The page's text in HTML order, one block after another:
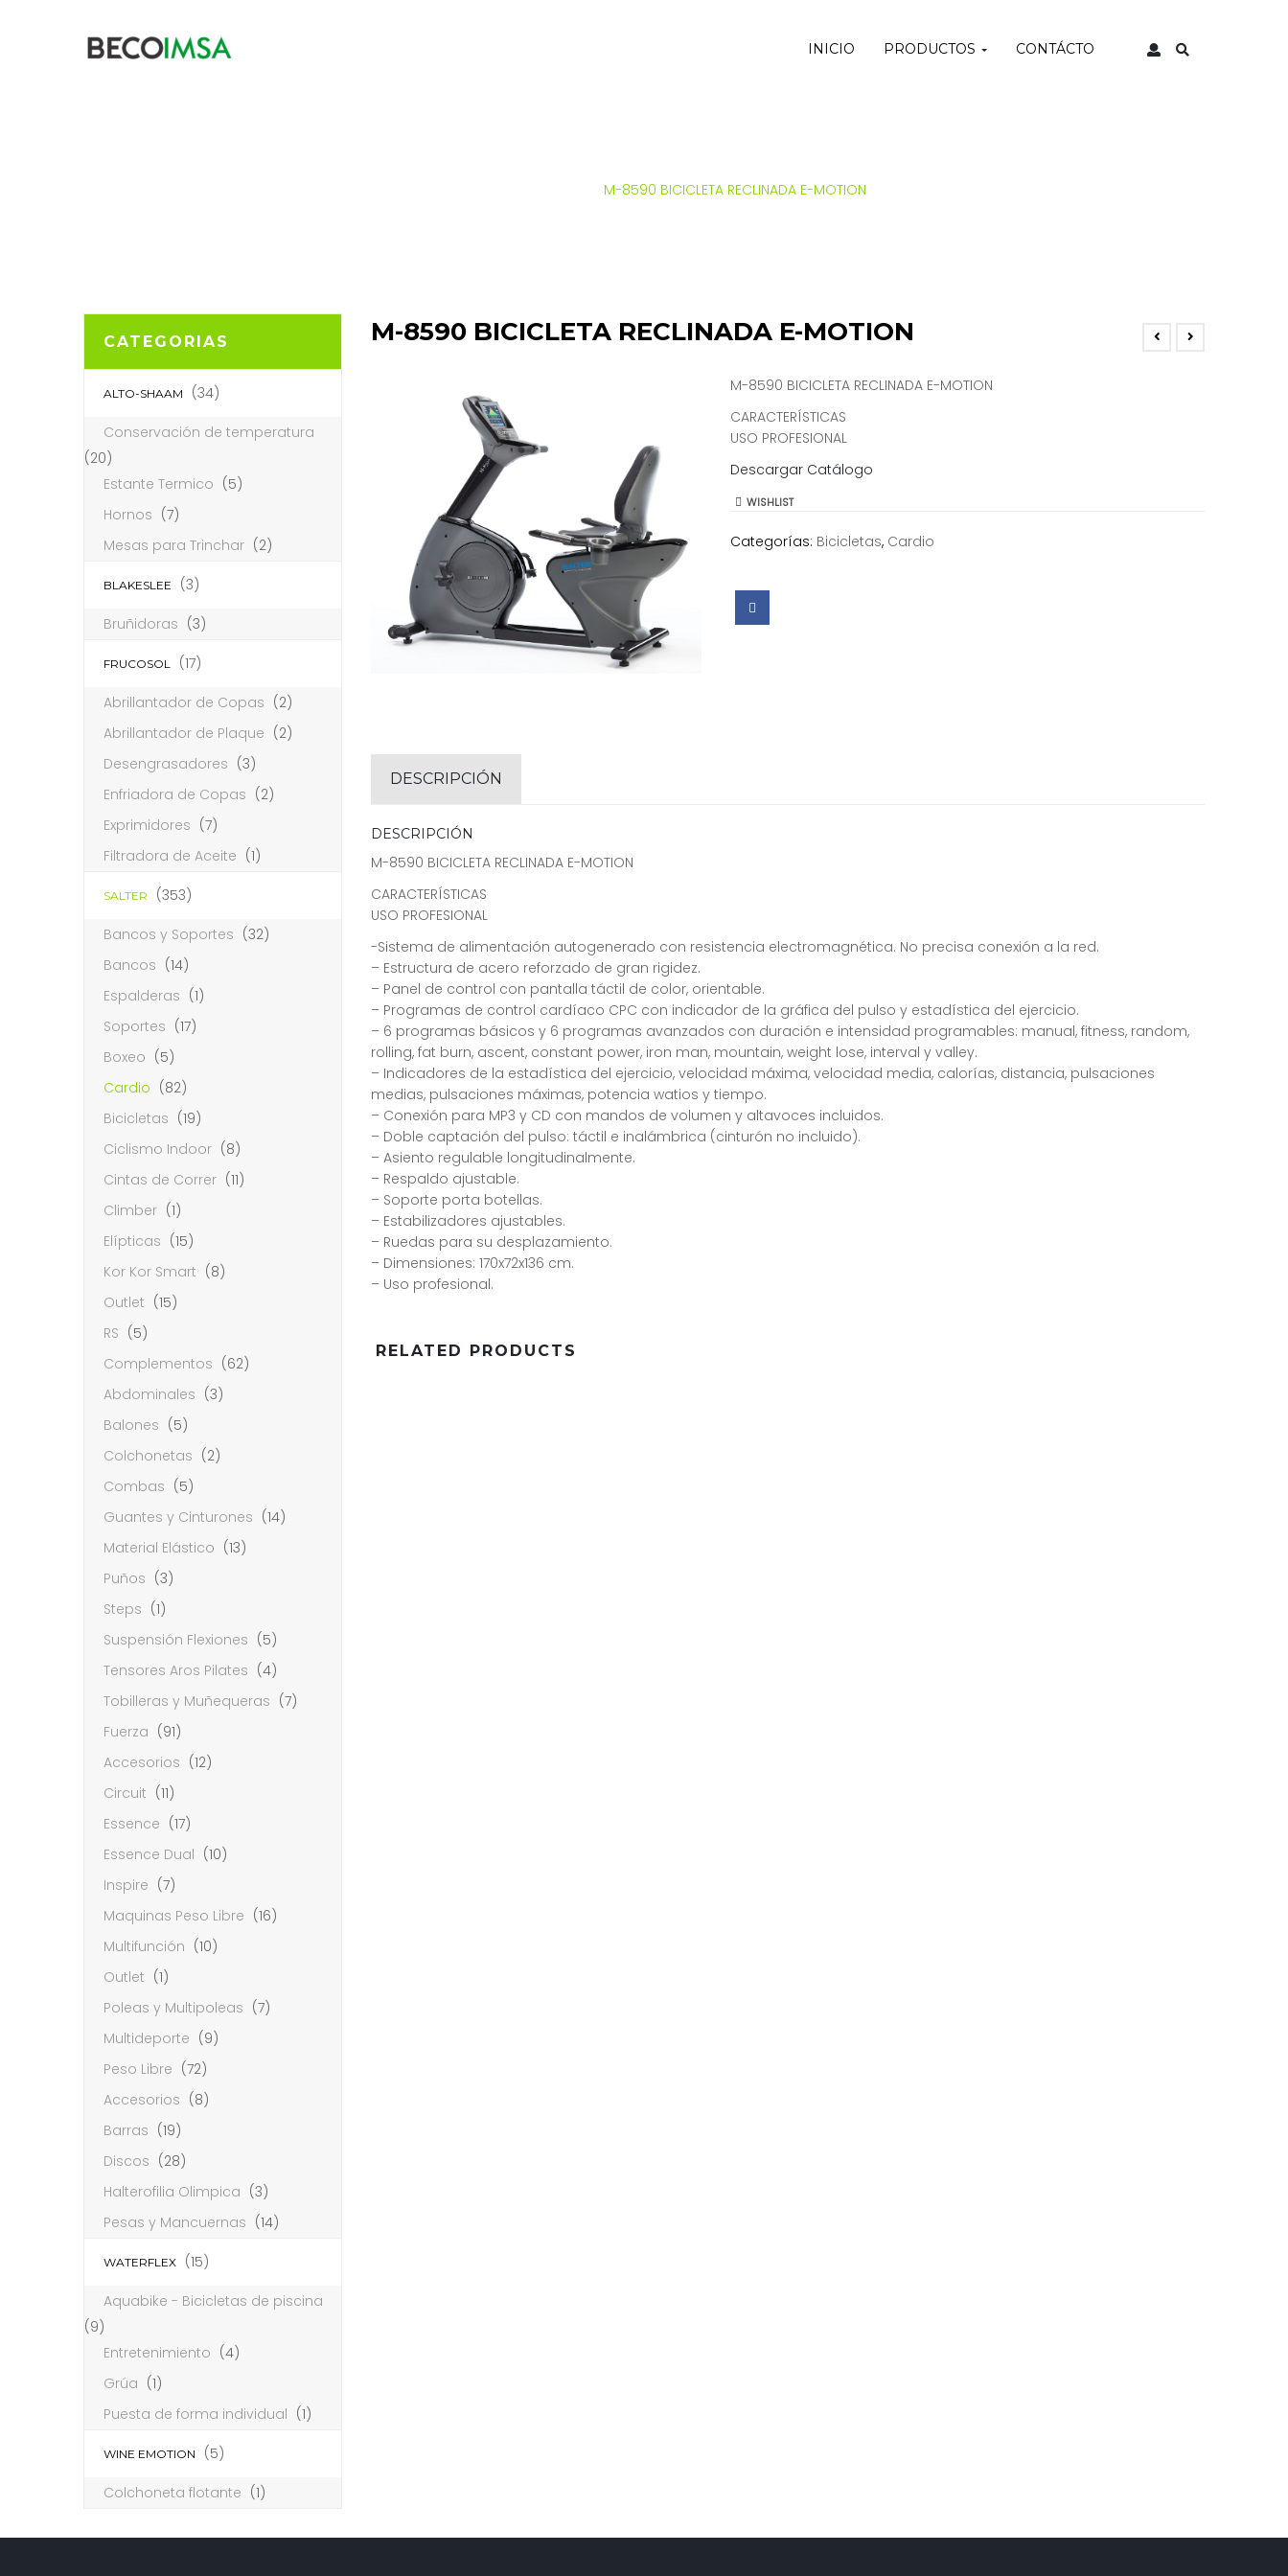
INICIO PRODUCTOS CONTÁCTO
M-8590 BICICLETA RECLINADA E-MOTION
CATEGORIAS
ALTO-SHAAM (34)
Conservación de temperatura
(20)
Estante Termico (5)
Hornos (7)
Mesas para Trinchar (2)
BLAKESLEE (3)
Bruñidoras (3)
FRUCOSOL (17)
Abrillantador de Copas (2)
Abrillantador de Plaque (2)
Desengrasadores (3)
Enfriadora de Copas (2)
Exprimidores (7)
Filtradora de Aceite (1)
SALTER (353)
Bancos y Soportes (32)
Bancos (14)
Espalderas (1)
Soportes (17)
Boxeo (5)
Cardio (82)
Bicicletas (19)
Ciclismo Indoor (8)
Cintas de Correr (11)
Climber (1)
Elípticas (15)
Kor Kor Smart (8)
Outlet (15)
RS (5)
Complementos (62)
Abdominales (3)
Balones (5)
Colchonetas (2)
Combas (5)
Guantes y Cinturones (14)
Material Elástico (13)
Puños (3)
Steps (1)
Suspensión Flexiones (5)
Tensores Aros Pilates (4)
Tobilleras y Muñequeras (7)
Fuerza (91)
Accesorios (12)
Circuit (11)
Essence (17)
Essence Dual (10)
Inspire (7)
Maquinas Peso Libre (16)
Multifunción (10)
Outlet (1)
Poleas y Multipoleas (7)
Multideporte (9)
Peso Libre (72)
Accesorios (8)
Barras (19)
Discos (28)
Halterofilia Olimpica (3)
Pesas y Mancuernas (14)
WATERFLEX (15)
Aquabike - Bicicletas de piscina
(9)
Entretenimiento (4)
Grúa (1)
Puesta de forma individual (1)
WINE EMOTION (5)
Colchoneta flotante (1)
M-8590 BICICLETA RECLINADA E-MOTION
M-8590 BICICLETA RECLINADA E-MOTION
CARACTERÍSTICAS
USO PROFESIONAL
Descargar Catálogo
WISHLIST
Categorías: Bicicletas, Cardio
DESCRIPCIÓN
DESCRIPCIÓN
M-8590 BICICLETA RECLINADA E-MOTION
CARACTERÍSTICAS
USO PROFESIONAL
-Sistema de alimentación autogenerado con resistencia electromagnética. No precisa conexión a la red.
– Estructura de acero reforzado de gran rigidez.
– Panel de control con pantalla táctil de color, orientable.
– Programas de control cardíaco CPC con indicador de la gráfica del pulso y estadística del ejercicio.
– 6 programas básicos y 6 programas avanzados con duración e intensidad programables: manual, fitness, random,
rolling, fat burn, ascent, constant power, iron man, mountain, weight lose, interval y valley.
– Indicadores de la estadística del ejercicio, velocidad máxima, velocidad media, calorías, distancia, pulsaciones
medias, pulsaciones máximas, potencia watios y tiempo.
– Conexión para MP3 y CD con mandos de volumen y altavoces incluidos.
– Doble captación del pulso: táctil e inalámbrica (cinturón no incluido).
– Asiento regulable longitudinalmente.
– Respaldo ajustable.
– Soporte porta botellas.
– Estabilizadores ajustables.
– Ruedas para su desplazamiento.
– Dimensiones: 170x72x136 cm.
– Uso profesional.
RELATED PRODUCTS